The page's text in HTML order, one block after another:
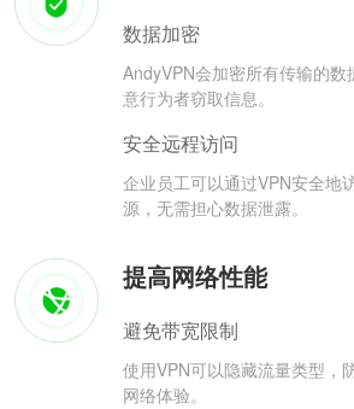
数据加密
AndyVPN会加密所有传输的
意行为者窃取信息。
安全远程访问
企业员工可以通过VPN安全地
源，无需担心数据泄露。
提高网络性能
避免带宽限制
使用VPN可以隐藏流量类型，
网络体验。